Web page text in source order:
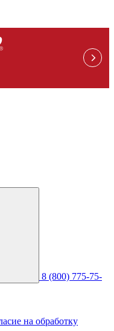
8 (800) 775-75-
на обработку